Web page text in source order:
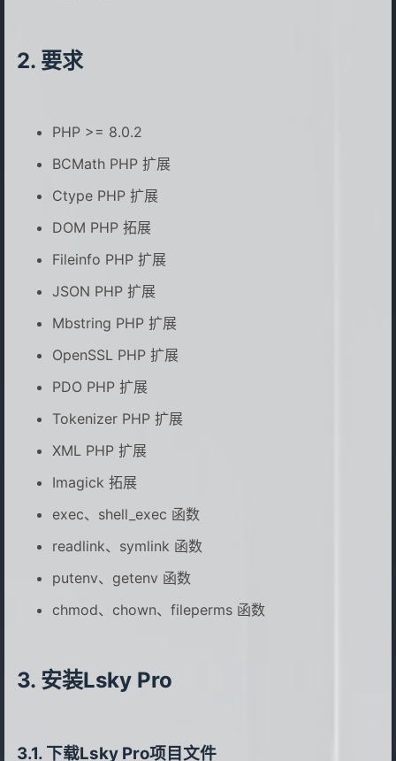
要求
PHP >= 8.0.2
BCMath PHP 扩展
Ctype PHP 扩展
DOM PHP 拓展
Fileinfo PHP 扩展
JSON PHP 扩展
Mbstring PHP 扩展
OpenSSL PHP 扩展
PDO PHP 扩展
Tokenizer PHP 扩展
XML PHP 扩展
Imagick 拓展
exec、shell_exec 函数
readlink、symlink 函数
putenv、getenv 函数
chmod、chown、fileperms 函数
安装Lsky Pro
下载Lsky Pro项目文件